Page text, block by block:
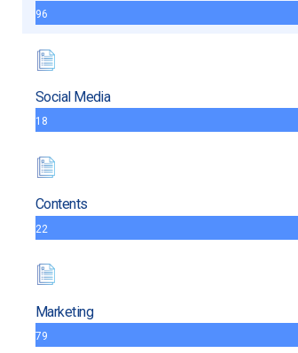
96
Social Media
18
Contents
22
Marketing
79